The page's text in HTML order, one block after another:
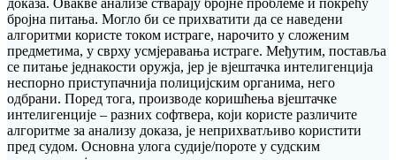
доказа. Овакве анализе стварају бројне проблеме и покрећу
бројна питања. Могло би се прихватити да се наведени
алгоритми користе током истраге, нарочито у сложеним
предметима, у сврху усмјеравања истраге. Међутим, поставља
се питање једнакости оружја, јер је вјештачка интелигенција
неспорно приступачнија полицијским органима, него
одбрани. Поред тога, производе коришћења вјештачке
интелигенције – разних софтвера, који користе различите
алгоритме за анализу доказа, је неприхватљиво користити
пред судом. Основна улога судије/пороте у судским